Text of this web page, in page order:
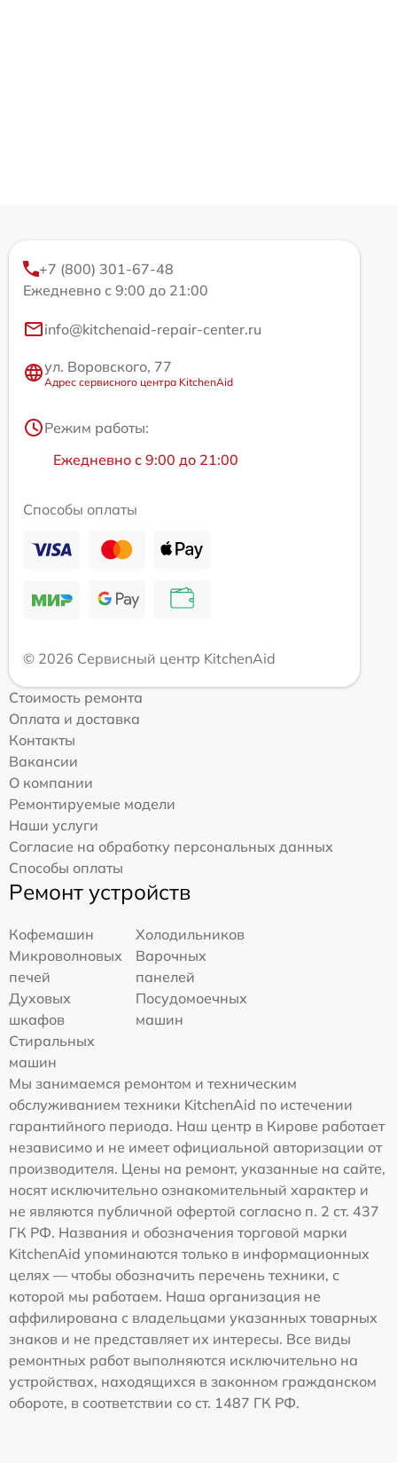
+7 (800) 301-67-48
Ежедневно с 9:00 до 21:00
info@kitchenaid-repair-center.ru
ул. Воровского, 77
Адрес сервисного центра KitchenAid
Режим работы:
Ежедневно с 9:00 до 21:00
Способы оплаты
© 2026 Сервисный центр KitchenAid
Стоимость ремонта
Оплата и доставка
Контакты
Вакансии
О компании
Ремонтируемые модели
Наши услуги
Согласие на обработку персональных данных
Способы оплаты
Ремонт устройств
Кофемашин
Холодильников
Микроволновых
печей
Варочных
панелей
Духовых
шкафов
Посудомоечных
машин
Стиральных
машин
Мы занимаемся ремонтом и техническим
обслуживанием техники KitchenAid по истечении
гарантийного периода. Наш центр в Кирове работает
независимо и не имеет официальной авторизации от
производителя. Цены на ремонт, указанные на сайте,
носят исключительно ознакомительный характер и
не являются публичной офертой согласно п. 2 ст. 437
ГК РФ. Названия и обозначения торговой марки
KitchenAid упоминаются только в информационных
целях — чтобы обозначить перечень техники, с
которой мы работаем. Наша организация не
аффилирована с владельцами указанных товарных
знаков и не представляет их интересы. Все виды
ремонтных работ выполняются исключительно на
устройствах, находящихся в законном гражданском
обороте, в соответствии со ст. 1487 ГК РФ.